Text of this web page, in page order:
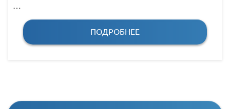
…
ПОДРОБНЕЕ